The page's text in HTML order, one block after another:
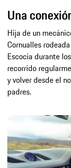
Una
Hija de un
Cornualles
Escocia durante
recorrido
y volver desde el
padres.